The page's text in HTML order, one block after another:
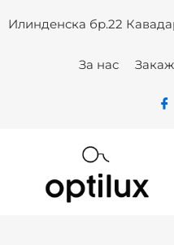
toИлинденска бр.22
За нас